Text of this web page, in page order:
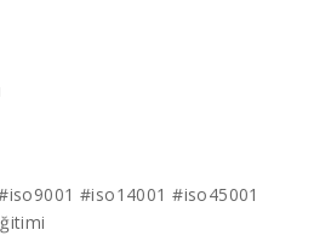
#iso14001 #iso45001